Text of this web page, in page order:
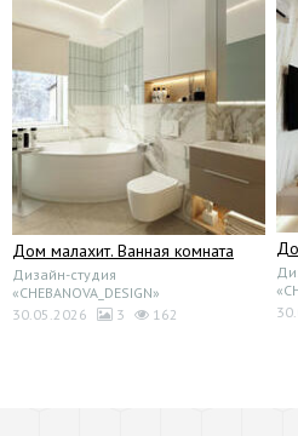
Дом малахит. Ванная комната
Дизайн-студия
«CHEBANOVA_DESIGN»
30.05.2026
3 162